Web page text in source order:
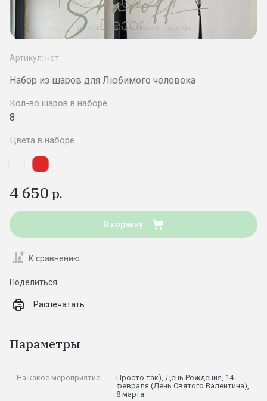
Артикул: нет
Набор из шаров для Любимого человека
Кол-во шаров в наборе
8
Цвета в наборе
4 650 р.
В корзину
К сравнению
Поделиться
Распечатать
Параметры
На какое мероприятие
Просто так), День Рождения, 14
февраля (День Святого Валентина),
8 марта